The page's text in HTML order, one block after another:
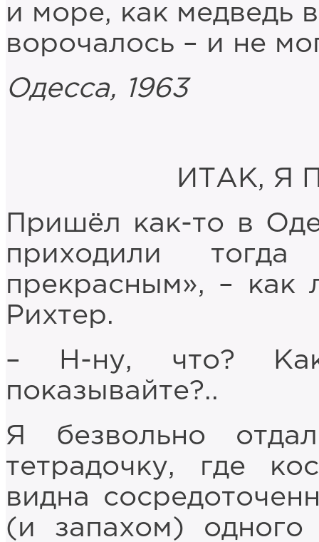
и море, как медведь
ворочалось – и не
Одесса, 1963
ИТАК, Я
Пришёл как-то в
приходили
прекрасным», – как
Рихтер.
– Н-ну, что? Как
показывайте?..
Я безвольно
тетрадочку, где
видна
(и запахом) одного